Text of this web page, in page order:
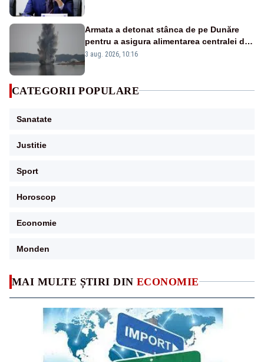
MAI MULTE ȘTIRI DIN ECONOMIE
Armata a detonat stânca de pe Dunăre
pentru a asigura alimentarea centralei de
la Cernavodă. S-a folosit o cantitate dublă
3 aug. 2026, 10:16
CATEGORII POPULARE
Sanatate
Justitie
Sport
Horoscop
Economie
Monden